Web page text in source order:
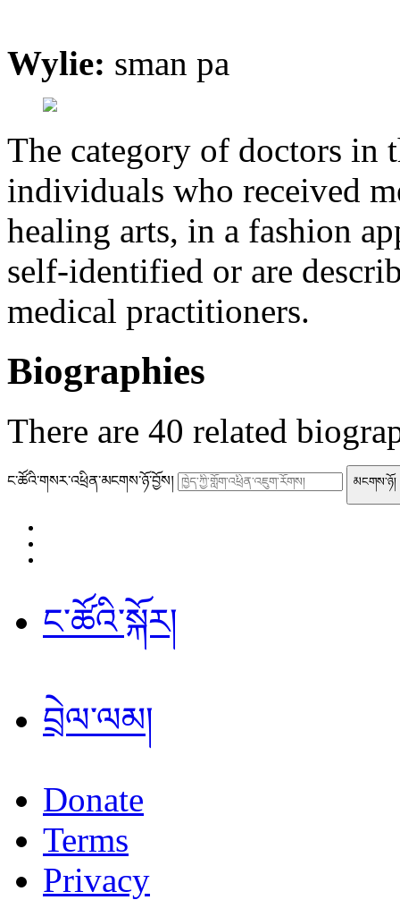
Wylie: sman pa
The category of doctors in
individuals who received
healing arts, in a fashion
self-identified or are
medical practitioners.
Biographies
There are 40 related
ང་ཚོའི་གསར་འཕྲིན་མངགས་ཉོ་བྱོས།
ང་ཚོའི་སྐོར།
བྲེལ་ལམ།
Donate
Terms
Privacy